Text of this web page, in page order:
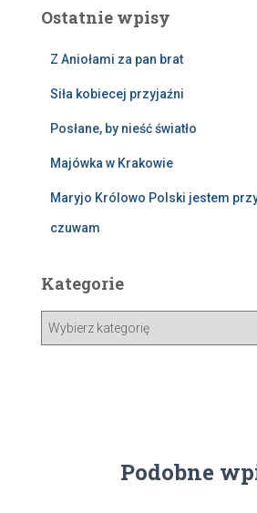
e
Ostatnie wpisy
Z Aniołami za pan brat
Siła kobiecej przyjaźni
Posłane, by nieść światło
Majówka w Krakowie
Maryjo Królowo Polski jestem
czuwam
Kategorie
Podobne